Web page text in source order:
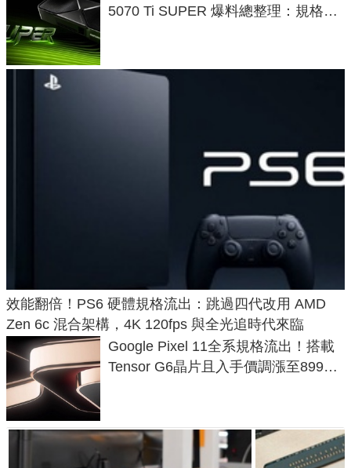
5070 Ti SUPER 爆料總整理：規格、
效能翻倍！PS6 硬體規格流出：跳過四代改用 AMD
Zen 6c 混合架構，4K 120fps 與全光追時代來臨
Google Pixel 11全系規格流出！搭載
Tensor G6晶片且入手價調漲至899美